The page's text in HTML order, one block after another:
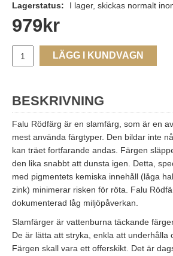
Lagerstatus: I lager, skickas normalt
979 kr
LÄGG I KUNDVAGN
BESKRIVNING
Falu Rödfärg är en slamfärg, som är en
mest använda färgtyper. Den bildar inte
kan träet fortfarande andas. Färgen
den lika snabbt att dunsta igen. Detta,
med pigmentets kemiska innehåll (låga
zink) minimerar risken för röta. Falu
dokumenterad låg miljöpåverkan.
Slamfärger är vattenburna täckande
De är lätta att stryka, enkla att underhålla
Färgen skall vara ett offerskikt. Det är